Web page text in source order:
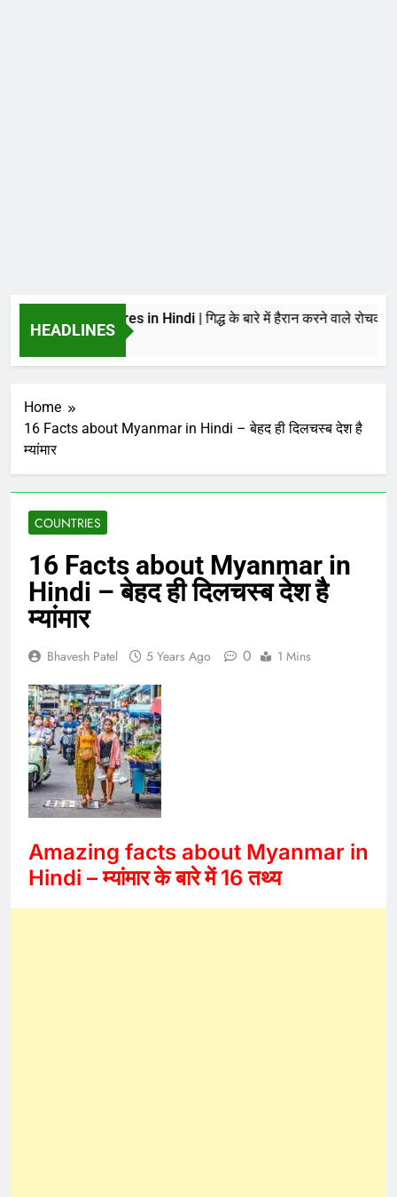
HEADLINES
About Vultures in Hindi | गिद्ध के बारे में हैरान करने वाले रोचक तथ्य
Home
16 Facts about Myanmar in Hindi – बेहद ही दिलचस्ब देश है
म्यांमार
COUNTRIES
16 Facts about Myanmar in
Hindi – बेहद ही दिलचस्ब देश है
म्यांमार
Bhavesh Patel 5 Years Ago 0 1 Mins
Amazing facts about Myanmar in
Hindi – म्यांमार के बारे में 16 तथ्य